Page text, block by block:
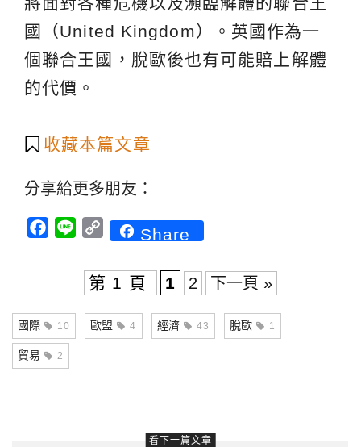
國（United Kingdom）。英國作為一
個聯合王國，脫歐後也有可能賠上解體
的代價。
收藏本篇文章
分享給更多朋友：
Facebook
Line CopyShare
第 1 頁 1 2 下一頁 »
國際 10 歐盟 4 經濟 43 脫歐 1
貿易 2
看下一篇文章